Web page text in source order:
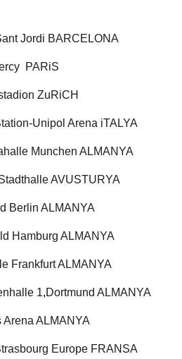
Jordi BARCELONA
PARiS
ZuRiCH
Unipol Arena iTALYA
Munchen ALMANYA
AVUSTURYA
Berlin ALMANYA
Hamburg ALMANYA
Frankfurt ALMANYA
1,Dortmund ALMANYA
ALMANYA
Europe FRANSA